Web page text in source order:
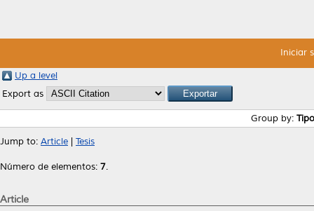
Iniciar
Up a level
Export as
Group by:
Jump to: Article Tesis
Número de elementos: 7.
Article